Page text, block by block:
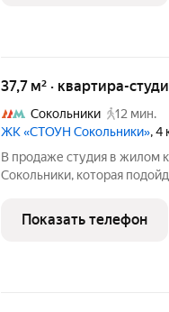
37,7 м² · квартира-
Сокольники
12 мин.
ЖК «СТОУН Сокольники», 4
В продаже студия в жилом
Сокольники, которая
пар. Проект расположен
доступности от
Показать телефон